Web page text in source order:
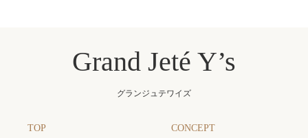
Grand Jeté Y’s
グランジュテワイズ
TOP CONCEPT